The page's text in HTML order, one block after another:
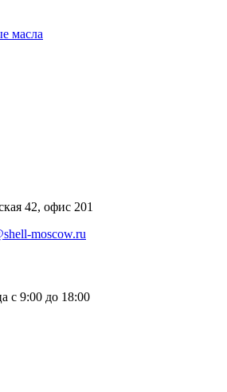
масла
42, офис 201
moscow.ru
с 9:00 до 18:00